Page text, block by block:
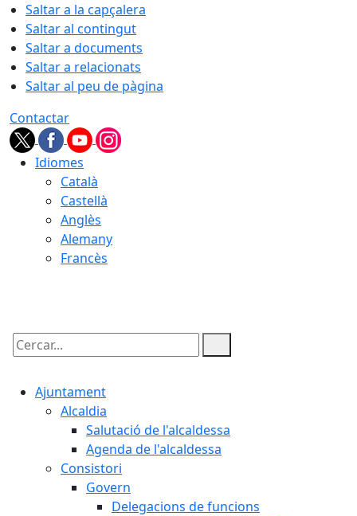
Saltar a la capçalera
Saltar al contingut
Saltar a documents
Saltar a relacionats
Saltar al peu de pàgina
Contactar
Idiomes
Català
Castellà
Anglès
Alemany
Francès
Cercar:
Ajuntament
Alcaldia
Salutació de l'alcaldessa
Agenda de l'alcaldessa
Consistori
Govern
Delegacions de funcions